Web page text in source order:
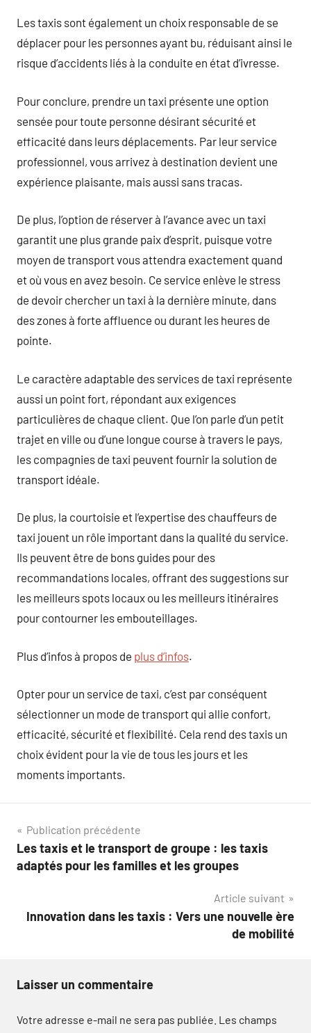
Les taxis sont également un choix responsable de se
déplacer pour les personnes ayant bu, réduisant ainsi le
risque d’accidents liés à la conduite en état d’ivresse.
Pour conclure, prendre un taxi présente une option
sensée pour toute personne désirant sécurité et
efficacité dans leurs déplacements. Par leur service
professionnel, vous arrivez à destination devient une
expérience plaisante, mais aussi sans tracas.
De plus, l’option de réserver à l’avance avec un taxi
garantit une plus grande paix d’esprit, puisque votre
moyen de transport vous attendra exactement quand
et où vous en avez besoin. Ce service enlève le stress
de devoir chercher un taxi à la dernière minute, dans
des zones à forte affluence ou durant les heures de
pointe.
Le caractère adaptable des services de taxi représente
aussi un point fort, répondant aux exigences
particulières de chaque client. Que l’on parle d’un petit
trajet en ville ou d’une longue course à travers le pays,
les compagnies de taxi peuvent fournir la solution de
transport idéale.
De plus, la courtoisie et l’expertise des chauffeurs de
taxi jouent un rôle important dans la qualité du service.
Ils peuvent être de bons guides pour des
recommandations locales, offrant des suggestions sur
les meilleurs spots locaux ou les meilleurs itinéraires
pour contourner les embouteillages.
Plus d’infos à propos de plus d’infos.
Opter pour un service de taxi, c’est par conséquent
sélectionner un mode de transport qui allie confort,
efficacité, sécurité et flexibilité. Cela rend des taxis un
choix évident pour la vie de tous les jours et les
moments importants.
Navigation
de
Publication précédente
Les taxis et le transport de groupe : les taxis
adaptés pour les familles et les groupes
Article suivant
Innovation dans les taxis : Vers une nouvelle ère
de mobilité
Laisser un commentaire
Votre adresse e-mail ne sera pas publiée. Les champs